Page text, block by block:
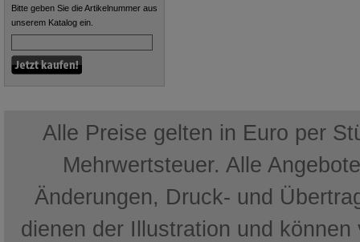
Bitte geben Sie die Artikelnummer aus
unserem Katalog ein.
Alle Preise gelten in Euro per
Mehrwertsteuer. Alle
Änderungen, Druck- und
dienen der Illustration und